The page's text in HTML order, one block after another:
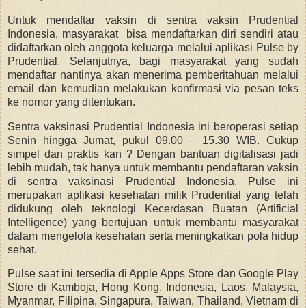
Untuk mendaftar vaksin di sentra vaksin Prudential
Indonesia, masyarakat bisa mendaftarkan diri sendiri atau
didaftarkan oleh anggota keluarga melalui aplikasi Pulse by
Prudential. Selanjutnya, bagi masyarakat yang sudah
mendaftar nantinya akan menerima pemberitahuan melalui
email dan kemudian melakukan konfirmasi via pesan teks
ke nomor yang ditentukan.
Sentra vaksinasi Prudential Indonesia ini beroperasi setiap
Senin hingga Jumat, pukul 09.00 – 15.30 WIB. Cukup
simpel dan praktis kan ? Dengan bantuan digitalisasi jadi
lebih mudah, tak hanya untuk membantu pendaftaran vaksin
di sentra vaksinasi Prudential Indonesia, Pulse ini
merupakan aplikasi kesehatan milik Prudential yang telah
didukung oleh teknologi Kecerdasan Buatan (Artificial
Intelligence) yang bertujuan untuk membantu masyarakat
dalam mengelola kesehatan serta meningkatkan pola hidup
sehat.
Pulse saat ini tersedia di Apple Apps Store dan Google Play
Store di Kamboja, Hong Kong, Indonesia, Laos, Malaysia,
Myanmar, Filipina, Singapura, Taiwan, Thailand, Vietnam di